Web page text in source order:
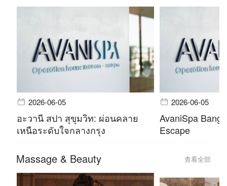
2026-06-05
อะวานี สปา สุขุมวิท: ผ่อนคลาย
เหนือระดับใจกลางกรุง
2026-06-05
AvaniSpa
Escape
Massage & Beauty 查看全部